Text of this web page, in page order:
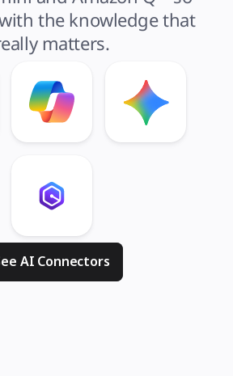
the knowledge that
matters.
AI Connectors